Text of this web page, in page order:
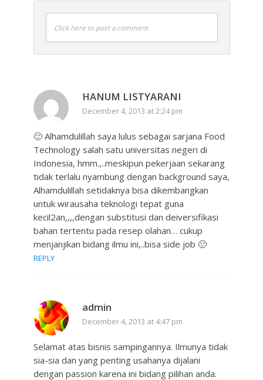
Click here to post a comment
HANUM LISTYARANI
December 4, 2013 at 2:24 pm
🙂 Alhamdulillah saya lulus sebagai sarjana Food
Technology salah satu universitas negeri di
Indonesia, hmm.,..meskipun pekerjaan sekarang
tidak terlalu nyambung dengan background saya,
Alhamdulillah setidaknya bisa dikembangkan
untuk wirausaha teknologi tepat guna
kecil2an,,,,dengan substitusi dan deiversifikasi
bahan tertentu pada resep olahan… cukup
menjanjikan bidang ilmu ini,..bisa side job 🙂
REPLY
admin
December 4, 2013 at 4:47 pm
Selamat atas bisnis sampingannya. Ilmunya tidak
sia-sia dan yang penting usahanya dijalani
dengan passion karena ini bidang pilihan anda.